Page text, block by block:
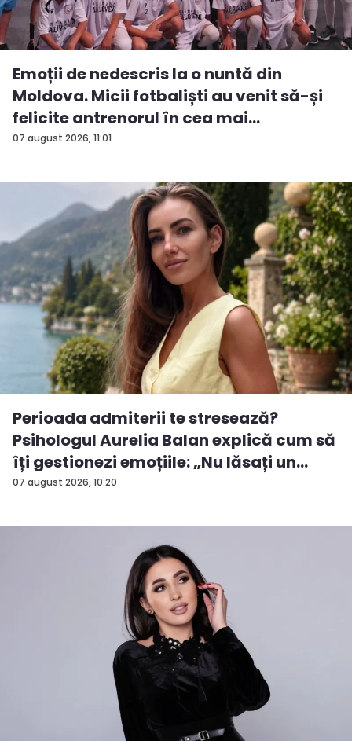
07 august 2026, 11:01
Emoții de nedescris la o nuntă din
Moldova. Micii fotbaliști au venit să-și
felicite antrenorul în cea mai
importan...
07 august 2026, 10:20
Perioada admiterii te stresează?
Psihologul Aurelia Balan explică cum să
îți gestionezi emoțiile: „Nu lăsați un
rezu...